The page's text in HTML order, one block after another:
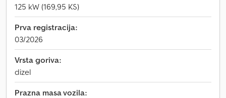
125 kW (169,95 KS)
Prva registracija:
03/2026
Vrsta goriva:
dizel
Prazna masa vozila: